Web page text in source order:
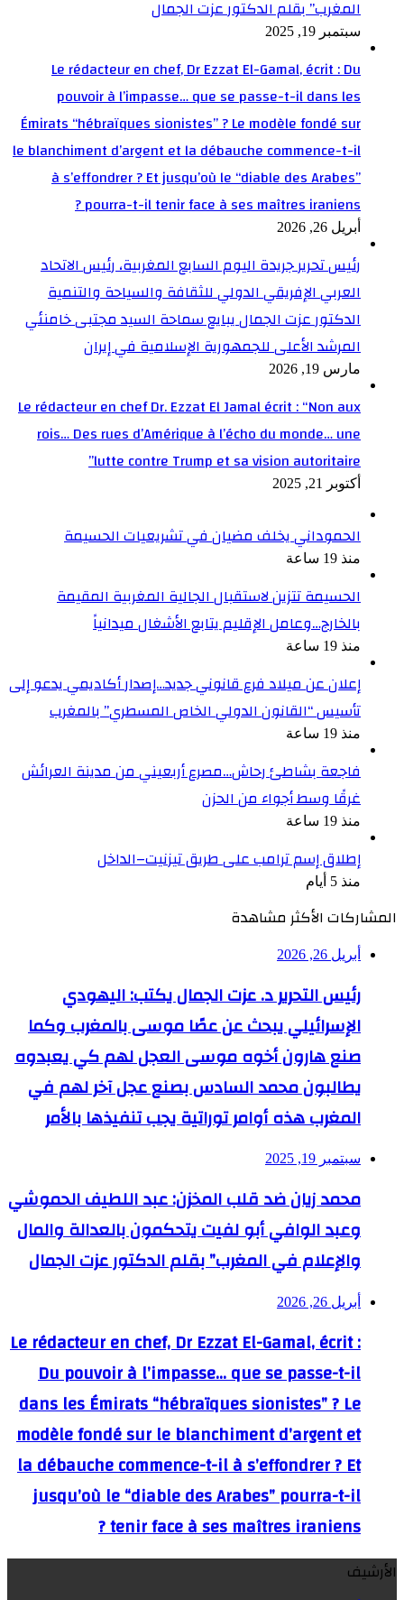
المغرب” بقلم الدكتور عزت الجمال
سبتمبر 19, 2025
Le rédacteur en chef, Dr Ezzat El-Gamal, écrit : Du
pouvoir à l’impasse… que se passe-t-il dans les
Émirats “hébraïques sionistes” ? Le modèle fondé sur
le blanchiment d’argent et la débauche commence-t-il
à s’effondrer ? Et jusqu’où le “diable des Arabes”
pourra-t-il tenir face à ses maîtres iraniens ?
أبريل 26, 2026
رئيس تحرير جريدة اليوم السابع المغربية، رئيس الاتحاد
العربي الإفريقي الدولي للثقافة والسياحة والتنمية
الدكتور عزت الجمال يبايع سماحة السيد مجتبى خامنئي
المرشد الأعلى للجمهورية الإسلامية في إيران
مارس 19, 2026
Le rédacteur en chef Dr. Ezzat El Jamal écrit : “Non aux
rois… Des rues d’Amérique à l’écho du monde… une
lutte contre Trump et sa vision autoritaire”
أكتوبر 21, 2025
الحموداني يخلف مضيان في تشريعيات الحسيمة
منذ 19 ساعة
الحسيمة تتزين لاستقبال الجالية المغربية المقيمة
بالخارج…وعامل الإقليم يتابع الأشغال ميدانياً
منذ 19 ساعة
إعلان عن ميلاد فرع قانوني جديد…إصدار أكاديمي يدعو إلى
تأسيس “القانون الدولي الخاص المسطري” بالمغرب
منذ 19 ساعة
فاجعة بشاطئ رحاش…مصرع أربعيني من مدينة العرائش
غرقًا وسط أجواء من الحزن
منذ 19 ساعة
إطلاق إسم ترامب على طريق تيزنيت–الداخل
منذ 5 أيام
المشاركات الأكثر مشاهدة
أبريل 26, 2026
رئيس التحرير د. عزت الجمال يكتب: اليهودي
الإسرائيلي يبحث عن عصًا موسى بالمغرب وكما
صنع هارون أخوه موسى العجل لهم كي يعبدوه
يطالبون محمد السادس بصنع عجل آخر لهم في
المغرب هذه أوامر توراتية يجب تنفيذها بالأمر
سبتمبر 19, 2025
محمد زيان ضد قلب المخزن: عبد اللطيف الحموشي
وعبد الوافي أبو لفيت يتحكمون بالعدالة والمال
والإعلام في المغرب” بقلم الدكتور عزت الجمال
أبريل 26, 2026
Le rédacteur en chef, Dr Ezzat El-Gamal, écrit :
Du pouvoir à l’impasse… que se passe-t-il
dans les Émirats “hébraïques sionistes” ? Le
modèle fondé sur le blanchiment d’argent et
la débauche commence-t-il à s’effondrer ? Et
jusqu’où le “diable des Arabes” pourra-t-il
tenir face à ses maîtres iraniens ?
الأرشيف